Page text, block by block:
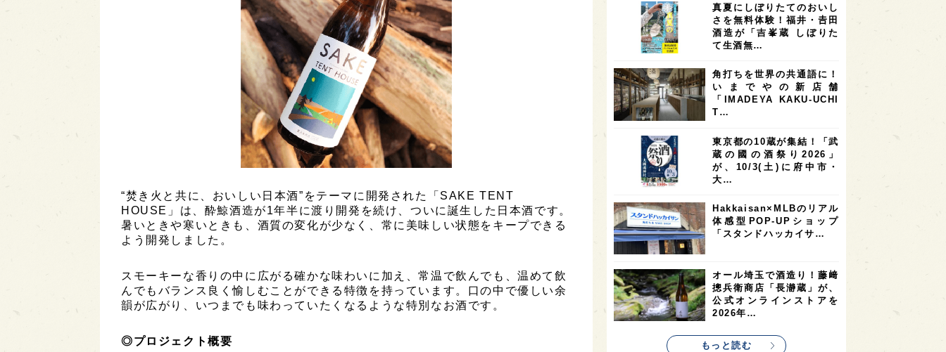
“焚き火と共に、おいしい日本酒”をテーマに開発された「SAKE TENT
HOUSE」は、酔鯨酒造が1年半に渡り開発を続け、ついに誕生した日本酒です。
暑いときや寒いときも、酒質の変化が少なく、常に美味しい状態をキープできる
よう開発しました。
スモーキーな香りの中に広がる確かな味わいに加え、常温で飲んでも、温めて飲
んでもバランス良く愉しむことができる特徴を持っています。口の中で優しい余
韻が広がり、いつまでも味わっていたくなるような特別なお酒です。
◎プロジェクト概要
7 奈良県 滋賀県 7 和歌山県 6
6 フランス 6 高知県 5 島根県 5
山口県 4 アメリカ 4 神奈川県 4
大分県 4 三重県 3 3 3
オーストラリア 台湾 2 アジア
SAKEの時代を生きる 1
全蔵めぐり 1 シンガポール 1 カナダ 1
1 熊本県 1
イギリス 1 ノルウェー 新宿区 1
歌舞伎町 1 沖縄県 1 鳥取県 1
saketimes_image_4 1
真夏にしぼりたてのおいし
さを無料体験！福井・𠮷田
酒造が「吉峯蔵 しぼりた
て生酒無…
角打ちを世界の共通語に！
いまでやの新店舗
「IMADEYA KAKU-UCHI
T…
東京都の10蔵が集結！「武
蔵の國の酒祭り2026」
が、10/3(土)に府中市・
大…
Hakkaisan×MLBのリアル
体感型POP-UPショップ
「スタンドハッカイサ…
オール埼玉で酒造り！藤﨑
摠兵衛商店「長瀞蔵」が、
公式オンラインストアを
2026年…
もっと読む